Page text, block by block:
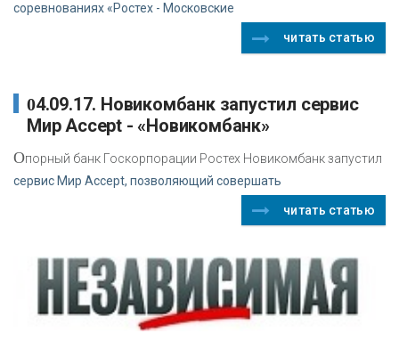
соревнованиях «Ростех - Московские
читать статью
04.09.17. Новикомбанк запустил сервис
Мир Accept - «Новикомбанк»
Опорный банк Госкорпорации Ростех Новикомбанк запустил
сервис Мир Accept, позволяющий совершать
читать статью